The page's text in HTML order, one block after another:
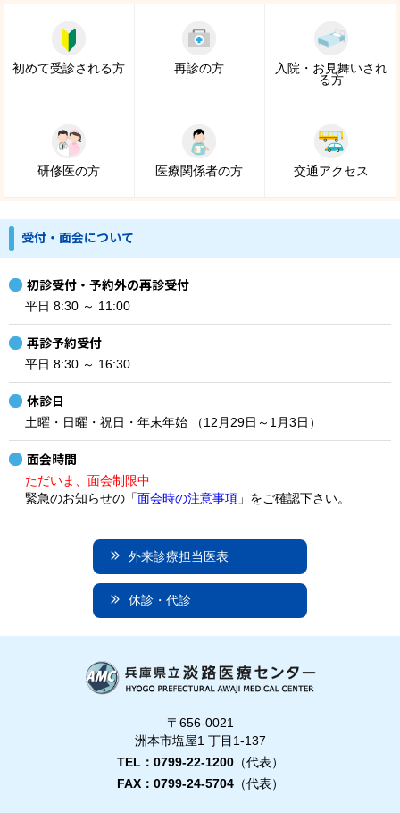
初めて受診される方 再診の方
入院・お見舞いされ
る方
研修医の方 医療関係者の方 交通アクセス
受付・面会について
初診受付・予約外の再診受付
平日 8:30 ～ 11:00
再診予約受付
平日 8:30 ～ 16:30
休診日
土曜・日曜・祝日・年末年始 （12月29日～1月3日）
面会時間
ただいま、面会制限中
緊急のお知らせの「面会時の注意事項 」をご確認下さい。
外来診療担当医表
休診・代診
〒656-0021
洲本市塩屋1 丁目1-137
TEL：0799-22-1200（代表）
FAX：0799-24-5704（代表）